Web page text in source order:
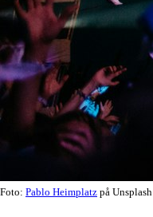
Foto: Pablo Heimplatz på Unsplash